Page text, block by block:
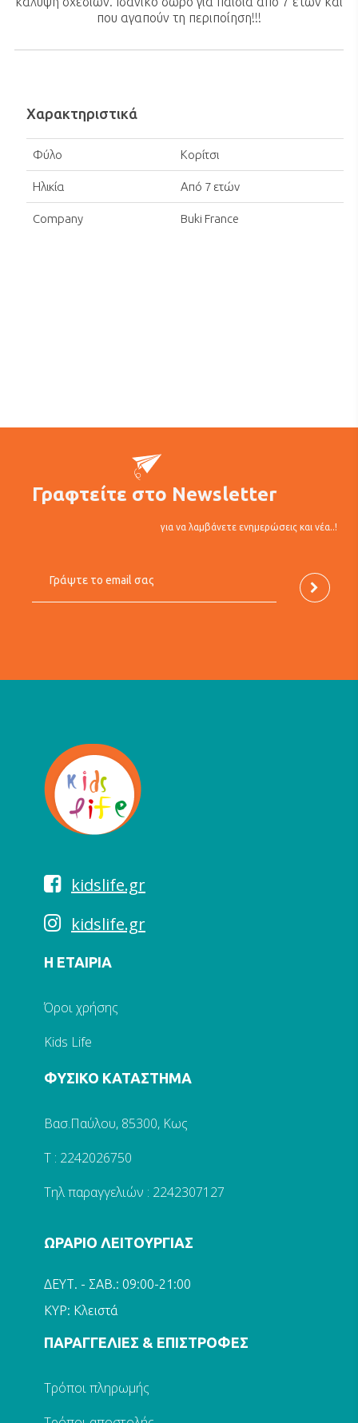
που αγαπούν τη περιποίηση!!!
Χαρακτηριστικά
Φύλο Κορίτσι
Ηλικία Από 7 ετών
Company Buki France
Γραφτείτε στο Newsletter
για να λαμβάνετε ενημερώσεις και νέα..!
kidslife.gr
kidslife.gr
Η ΕΤΑΙΡΙΑ
Όροι χρήσης
Kids Life
ΦΥΣΙΚΟ ΚΑΤΑΣΤΗΜΑ
Βασ.Παύλου, 85300, Κως
Τ : 2242026750
Τηλ παραγγελιών : 2242307127
ΩΡΑΡΙΟ ΛΕΙΤΟΥΡΓΙΑΣ
ΔΕΥΤ. - ΣΑΒ.: 09:00-21:00
ΚΥΡ: Κλειστά
ΠΑΡΑΓΓΕΛΙΕΣ & ΕΠΙΣΤΡΟΦΕΣ
Τρόποι πληρωμής